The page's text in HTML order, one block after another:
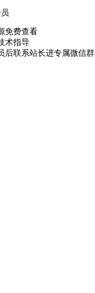
免费查看
术指导
后联系站长进专属微信群